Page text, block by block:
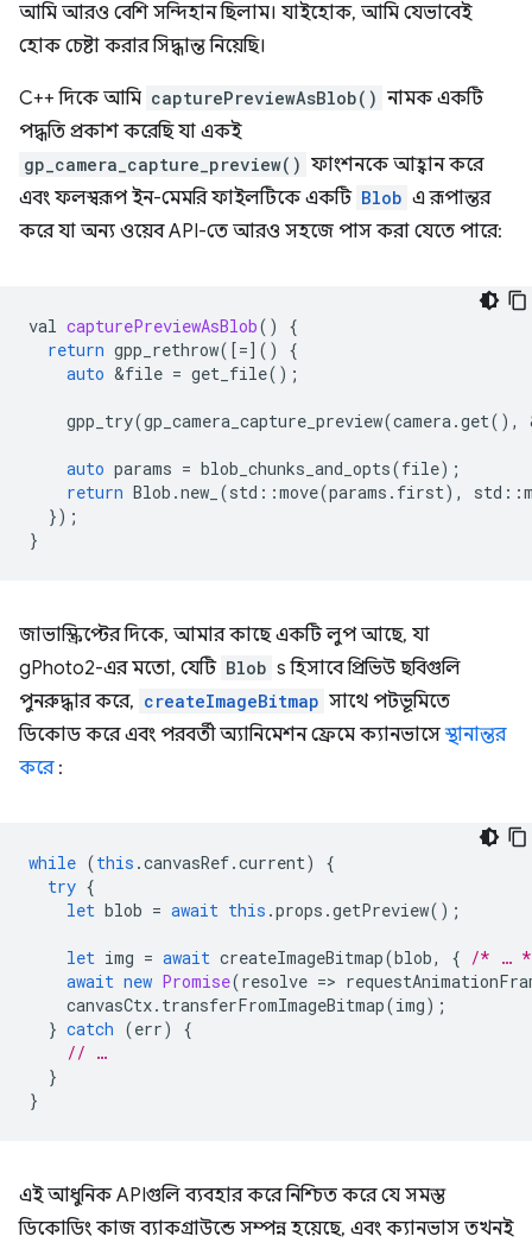
আমি আরও বেশি সন্দিহান ছিলাম। যাইহোক, আমি যেভাবেই
হোক চেষ্টা করার সিদ্ধান্ত নিয়েছি।
C++ দিকে আমি capturePreviewAsBlob() নামক একটি
পদ্ধতি প্রকাশ করেছি যা একই
gp_camera_capture_preview() ফাংশনকে আহ্বান করে
এবং ফলস্বরূপ ইন-মেমরি ফাইলটিকে একটি Blob এ রূপান্তর
করে যা অন্য ওয়েব API-তে আরও সহজে পাস করা যেতে পারে:
val capturePreviewAsBlob()
{
return gpp_rethrow([=]()
{
auto &file = get_file();
gpp_try(gp_camera_capture_preview(camera.get(),
auto params = blob_chunks_and_opts(file);
return Blob .new_ (std ::move(params . first), std ::
});
}
জাভাস্ক্রিপ্টের দিকে, আমার কাছে একটি লুপ আছে, যা
gPhoto2-এর মতো, যেটি Blob s হিসাবে প্রিভিউ ছবিগুলি
পুনরুদ্ধার করে, createImageBitmap সাথে পটভূমিতে
ডিকোড করে এবং পরবর্তী অ্যানিমেশন ফ্রেমে ক্যানভাসেস্থানান্তর
করে:
while (this .canvasRef.current)
{
try {
let blob = await this .props .getPreview();
let img = await createImageBitmap(blob, { /* …
await new Promise(resolve =>
canvasCtx. transferFromImageBitmap(img);
} catch (err)
{
// …
}
}
এই আধুনিক APIগুলি ব্যবহার করে নিশ্চিত করে যে সমস্ত
ডিকোডিং কাজ ব্যাকগ্রাউন্ডে সম্পন্ন হয়েছে, এবং ক্যানভাস তখনই